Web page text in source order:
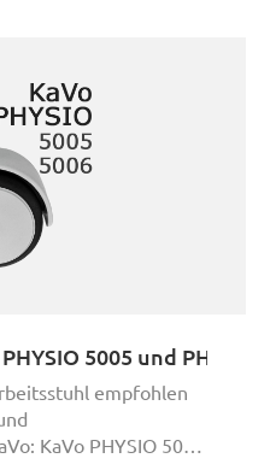
5005 und
empfohlen
KaVo PHYSIO 5005